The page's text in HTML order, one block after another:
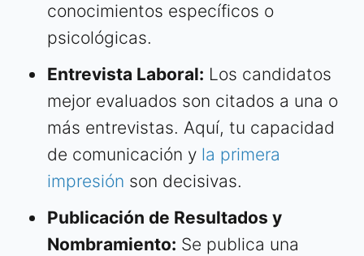
conocimientos específicos o
psicológicas.
Entrevista Laboral: Los candidatos
mejor evaluados son citados a una o
más entrevistas. Aquí, tu capacidad
de comunicación y la primera
impresión son decisivas.
Publicación de Resultados y
Nombramiento: Se publica una